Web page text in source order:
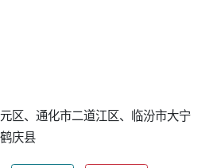
区、通化市二道江区、临汾市大宁
庆县